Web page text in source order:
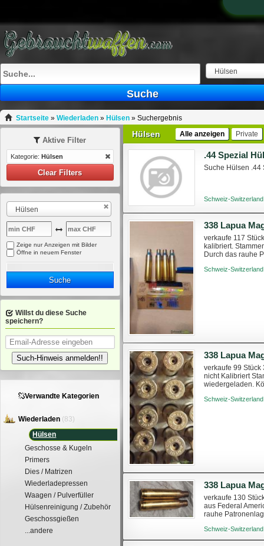
Hülsen
Suche
Startseite» Wiederladen» Hülsen» Suchergebnis
Hülsen Alle anzeigen Private
.44 Spezial
Suche Hülsen .44
Schweiz-
338 Lapua
verkaufe 117
kalibriert.
Durch das rauhe
Schweiz-
338 Lapua
verkaufe 99
nicht Kalibriert
wiedergeladen.
Schweiz-
338 Lapua
verkaufe 130
aus Federal
rauhe
Schweiz-
Aktive Filter
Kategorie: Hülsen
Clear Filters
Hülsen
Zeige nur Anzeigen mit Bilder
Öffne in neuem Fenster
Suche
Willst du diese Suche
speichern?
Such-Hinweis anmelden!!
Verwandte Kategorien
Wiederladen (83)
Hülsen
Geschosse & Kugeln
Primers
Dies / Matrizen
Wiederladepressen
Waagen / Pulverfüller
Hülsenreinigung / Zubehör
Geschossgießen
...andere